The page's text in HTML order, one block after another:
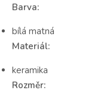
Barva:
bílá matná
Materiál:
keramika
Rozměr: